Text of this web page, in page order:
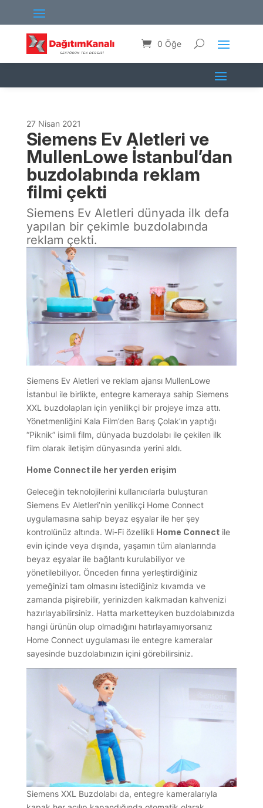
0 Öğe
27 Nisan 2021
Siemens Ev Aletleri ve
MullenLowe İstanbul’dan
buzdolabında reklam
filmi çekti
Siemens Ev Aletleri dünyada ilk defa
yapılan bir çekimle buzdolabında
reklam çekti.
Siemens Ev Aletleri ve reklam ajansı MullenLowe
İstanbul ile birlikte, entegre kameraya sahip Siemens
XXL buzdolapları için yenilikçi bir projeye imza attı.
Yönetmenliğini Kala Film’den Barış Çolak’ın yaptığı
“Piknik” isimli film, dünyada buzdolabı ile çekilen ilk
film olarak iletişim dünyasında yerini aldı.
Home Connect ile her yerden erişim
Geleceğin teknolojilerini kullanıcılarla buluşturan
Siemens Ev Aletleri’nin yenilikçi Home Connect
uygulamasına sahip beyaz eşyalar ile her şey
kontrolünüz altında. Wi-Fi özellikli Home Connectile
evin içinde veya dışında, yaşamın tüm alanlarında
beyaz eşyalar ile bağlantı kurulabiliyor ve
yönetilebiliyor. Önceden fırına yerleştirdiğiniz
yemeğinizi tam olmasını istediğiniz kıvamda ve
zamanda pişirebilir, yerinizden kalkmadan kahvenizi
hazırlayabilirsiniz. Hatta marketteyken buzdolabınızda
hangi ürünün olup olmadığını hatırlayamıyorsanız
Home Connect uygulaması ile entegre kameralar
sayesinde buzdolabınızın içini görebilirsiniz.
Siemens XXL Buzdolabı da, entegre kameralarıyla